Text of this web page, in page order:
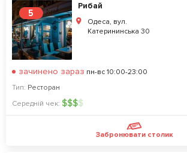
5
Рибай
Одеса, вул.
Катерининська 30
зачинено зараз пн-вс 10:00-23:00
Тип: Ресторан
Середній чек: $$$$
Забронювати столик